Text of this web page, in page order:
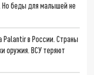
Но беды для малышей не
Palantir в России. Страны
оружия. ВСУ теряют